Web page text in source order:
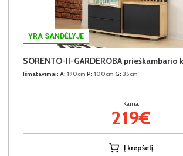
YRA SANDĖLYJE
Išmatavimai: A: 190cm P: 100cm G: 35cm
Kaina:
219€
Į krepšelį